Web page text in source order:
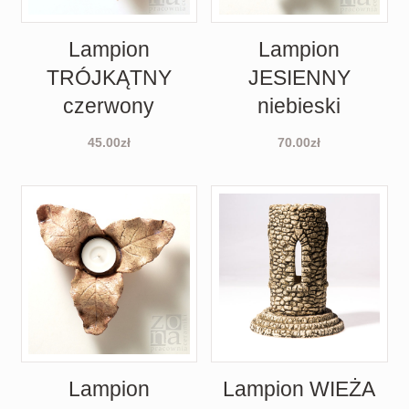
Lampion
TRÓJKĄTNY
czerwony
45.00zł
Lampion
JESIENNY
niebieski
70.00zł
Lampion
Lampion WIEŻA